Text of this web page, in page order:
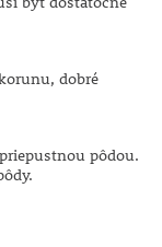
dobré
pôdou.